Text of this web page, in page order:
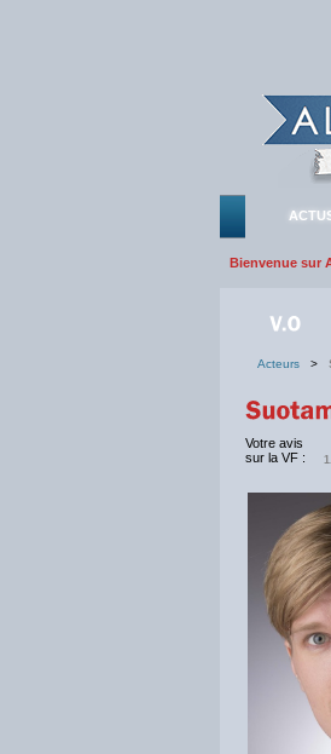
Bienvenue sur
Acteurs >
Votre avis
sur la VF :